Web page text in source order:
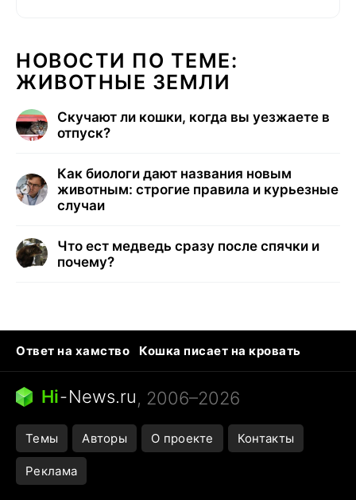
НОВОСТИ ПО ТЕМЕ:
ЖИВОТНЫЕ ЗЕМЛИ
Скучают ли кошки, когда вы уезжаете в
отпуск?
Как биологи дают названия новым
животным: строгие правила и курьезные
случаи
Что ест медведь сразу после спячки и
почему?
Ответ на хамство
Кошка писает на кровать
Тунцы в океанариуме
Следующая пандемия
Ядовитые пауки России
Открытие в Google Maps
Hi-News.ru, 2006–2026
Темы Авторы О проекте Контакты
Реклама